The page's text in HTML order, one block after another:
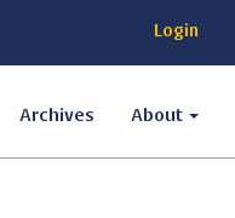
Login
Archives About